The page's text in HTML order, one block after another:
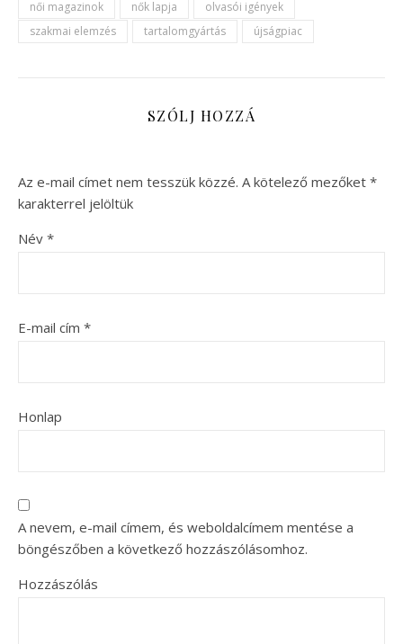
női magazinok
nők lapja
olvasói igények
szakmai elemzés
tartalomgyártás újságpiac
SZÓLJ HOZZÁ
Az e-mail címet nem tesszük közzé. A kötelező mezőket *
karakterrel jelöltük
Név *
E-mail cím *
Honlap
A nevem, e-mail címem, és weboldalcímem mentése a
böngészőben a következő hozzászólásomhoz.
Hozzászólás